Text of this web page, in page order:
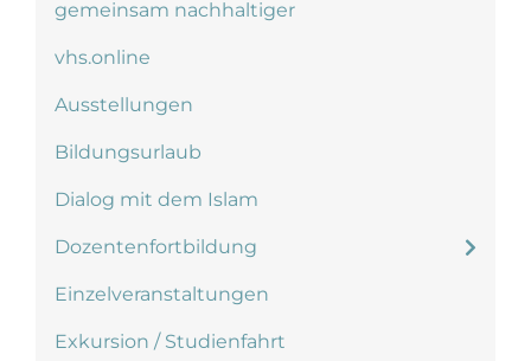
gemeinsam nachhaltiger
vhs.online
Ausstellungen
Bildungsurlaub
Dialog mit dem Islam
Dozentenfortbildung
Einzelveranstaltungen
Exkursion / Studienfahrt